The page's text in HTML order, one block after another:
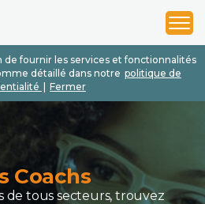
de fournir les services et fonctionnalités
détaillé dans notre politique de
Fermer
1
2
3
Coachs
de tous secteurs, trouvez